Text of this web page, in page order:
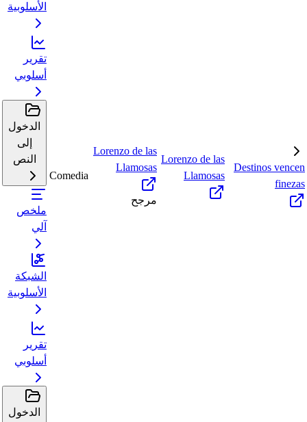
الأسلوبية
Destinos vencen
finezas
Lorenzo de las
Llamosas
Lorenzo de las
Llamosas
مرجح
Comedia
تقرير
أسلوبي
الدخول
إلى
النص
ملخص
آلي
الشبكة
الأسلوبية
تقرير
أسلوبي
الدخول